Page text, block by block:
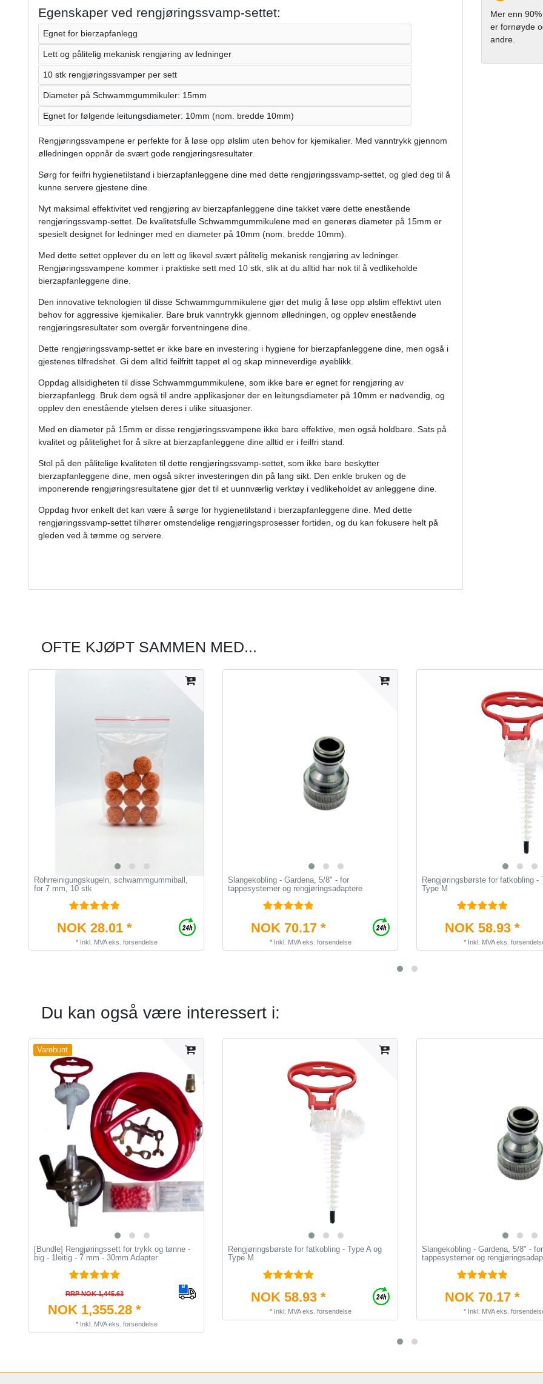
Egenskaper ved rengjøringssvamp-settet:
Egnet for bierzapfanlegg
Lett og pålitelig mekanisk rengjøring av ledninger
10 stk rengjøringssvamper per sett
Diameter på Schwammgummikuler: 15mm
Egnet for følgende leitungsdiameter: 10mm (nom. bredde 10mm)
Rengjøringssvampene er perfekte for å løse opp ølslim uten behov for kjemikalier. Med vanntrykk gjennom
ølledningen oppnår de svært gode rengjøringsresultater.
Sørg for feilfri hygienetilstand i bierzapfanleggene dine med dette rengjøringssvamp-settet, og gled deg til å
kunne servere gjestene dine.
Nyt maksimal effektivitet ved rengjøring av bierzapfanleggene dine takket være dette enestående
rengjøringssvamp-settet. De kvalitetsfulle Schwammgummikulene med en generøs diameter på 15mm er
spesielt designet for ledninger med en diameter på 10mm (nom. bredde 10mm).
Med dette settet opplever du en lett og likevel svært pålitelig mekanisk rengjøring av ledninger.
Rengjøringssvampene kommer i praktiske sett med 10 stk, slik at du alltid har nok til å vedlikeholde
bierzapfanleggene dine.
Den innovative teknologien til disse Schwammgummikulene gjør det mulig å løse opp ølslim effektivt uten
behov for aggressive kjemikalier. Bare bruk vanntrykk gjennom ølledningen, og opplev enestående
rengjøringsresultater som overgår forventningene dine.
Dette rengjøringssvamp-settet er ikke bare en investering i hygiene for bierzapfanleggene dine, men også i
gjestenes tilfredshet. Gi dem alltid feilfritt tappet øl og skap minneverdige øyeblikk.
Oppdag allsidigheten til disse Schwammgummikulene, som ikke bare er egnet for rengjøring av
bierzapfanlegg. Bruk dem også til andre applikasjoner der en leitungsdiameter på 10mm er nødvendig, og
opplev den enestående ytelsen deres i ulike situasjoner.
Med en diameter på 15mm er disse rengjøringssvampene ikke bare effektive, men også holdbare. Sats på
kvalitet og pålitelighet for å sikre at bierzapfanleggene dine alltid er i feilfri stand.
Stol på den pålitelige kvaliteten til dette rengjøringssvamp-settet, som ikke bare beskytter
bierzapfanleggene dine, men også sikrer investeringen din på lang sikt. Den enkle bruken og de
imponerende rengjøringsresultatene gjør det til et uunnværlig verktøy i vedlikeholdet av anleggene dine.
Oppdag hvor enkelt det kan være å sørge for hygienetilstand i bierzapfanleggene dine. Med dette
rengjøringssvamp-settet tilhører omstendelige rengjøringsprosesser fortiden, og du kan fokusere helt på
gleden ved å tømme og servere.
Mer enn
er fornøyde
andre.
OFTE KJØPT SAMMEN MED...
Rohrreinigungskugeln, schwammgummiball,
for 7 mm, 10 stk
NOK 28.01 *
* Inkl. MVAeks. forsendelse
Slangekobling - Gardena, 5/8" - for
tappesystemer og rengjøringsadaptere
NOK 70.17 *
* Inkl. MVAeks. forsendelse
Rengjøringsbørste for fatkobling -
Type M
NOK 58.93 *
* Inkl. MVAeks.
Du kan også være interessert i:
Varebunt
[Bundle] Rengjøringssett for trykk og tønne -
big - 1leitig - 7 mm - 30mm Adapter
RRP NOK 1,445.63
NOK 1,355.28 *
* Inkl. MVAeks. forsendelse
Rengjøringsbørste for fatkobling - Type A og
Type M
NOK 58.93 *
* Inkl. MVAeks. forsendelse
Slangekobling - Gardena, 5/8" - for
tappesystemer og
NOK 70.17 *
* Inkl. MVAeks.